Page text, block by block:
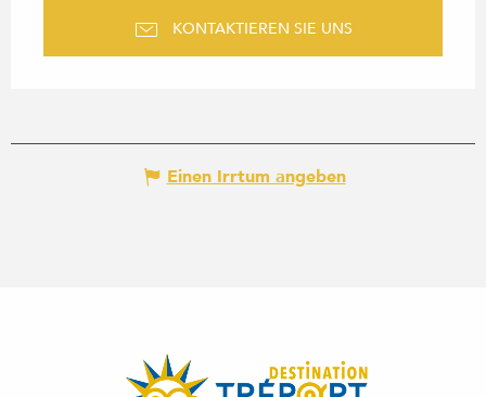
KONTAKTIEREN SIE UNS
Einen Irrtum angeben